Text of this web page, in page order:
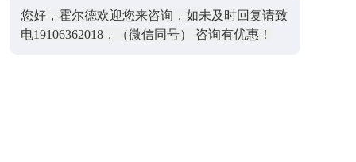
您好，霍尔德欢迎您来咨询，如未及时回复请致
电19106362018，（微信同号） 咨询有优惠！